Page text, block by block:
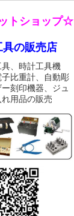
トショップ☆
具の販売店
、時計工具機
比重計、自動彫
刻印機器、ジュ
用品の販売